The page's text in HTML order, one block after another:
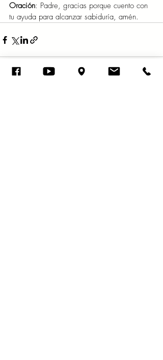
Oración: Padre, gracias porque cuento con
tu ayuda para alcanzar sabiduría, amén.